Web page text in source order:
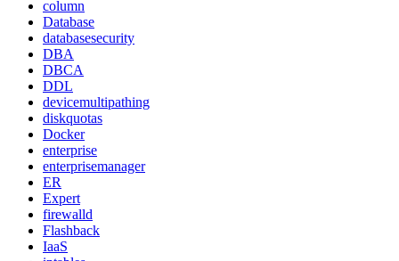
column
Database
databasesecurity
DBA
DBCA
DDL
devicemultipathing
diskquotas
Docker
enterprise
enterprisemanager
ER
Expert
firewalld
Flashback
IaaS